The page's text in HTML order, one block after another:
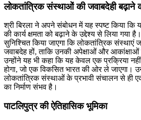
लोकतांत्रिक संस्थाओं की जवाबदेही
श्री बिरला ने अपने संबोधन में यह स्पष्ट किया
की कार्य क्षमता को बढ़ाने के उद्देश्य से लिया गया
सुनिश्चित किया जाएगा कि लोकतांत्रिक
जवाबदेह हों, ताकि उनकी अपेक्षाओं और आकांक्षाओं
उन्होंने यह भी कहा कि यह केवल एक प्रक्रिया
होगा, जो एक विकसित भारत की ओर ले जाएगा।
लोकतांत्रिक संस्थाओं के प्रभावी संचालन से ही
का निर्माण संभव है।
पाटलिपुत्र की ऐतिहासिक भूमिका